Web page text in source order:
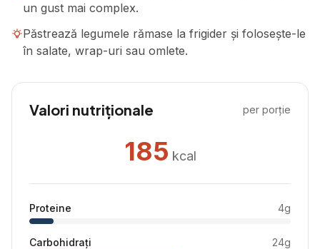
un gust mai complex.
Păstrează legumele rămase la frigider și folosește-le
în salate, wrap-uri sau omlete.
Valori nutriționale per porție
185 kcal
Proteine 4g
Carbohidrați 24g